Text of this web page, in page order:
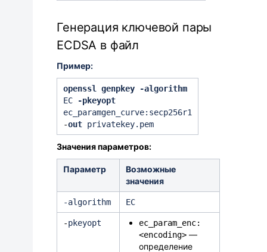
Генерация ключевой пары
ECDSA в файл
Пример:
openssl genpkey -algorithm
EC
-pkeyopt
ec_paramgen_curve:secp256r1
-out privatekey.pem
Значения параметров:
Параметр
Возможные
значения
‑algorithm EC
-pkeyopt
ec_param_enc:
<encoding> —
определение